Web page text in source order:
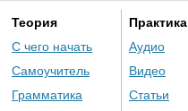
Теория
С чего начать
Самоучитель
Грамматика
Практика
Аудио
Видео
Статьи